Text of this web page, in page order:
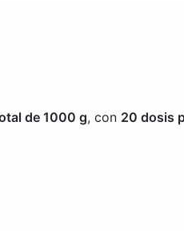
de 1000 g, con 20 dosis